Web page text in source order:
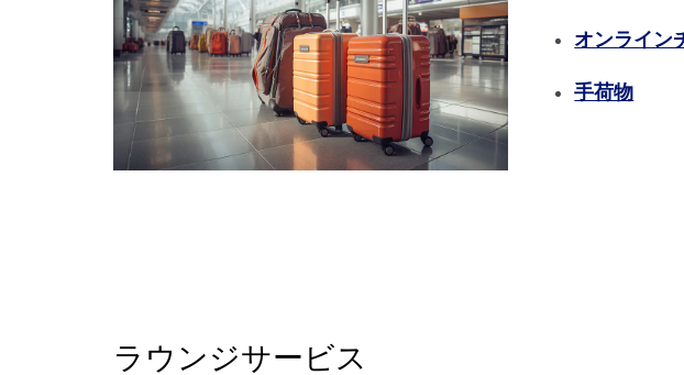
オンライン
手荷物
ラウンジサービス